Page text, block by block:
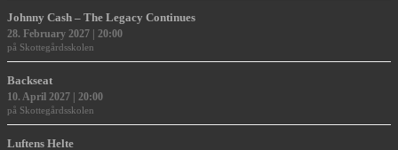
Johnny Cash – The Legacy Continues
28. February 2027 | 20:00
Skottegårdsskolen
Backseat
10. April 2027 | 20:00
Skottegårdsskolen
Luftens Helte